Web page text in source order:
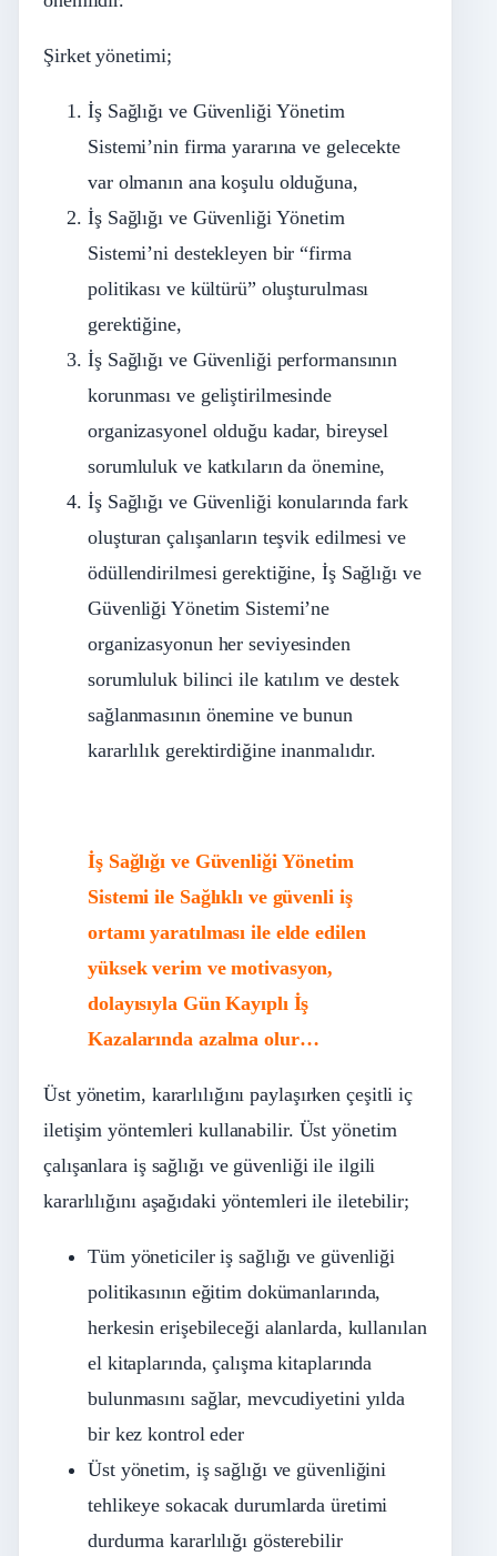
Şirket yönetimi;
İş Sağlığı ve Güvenliği Yönetim
Sistemi’nin firma yararına ve gelecekte
var olmanın ana koşulu olduğuna,
İş Sağlığı ve Güvenliği Yönetim
Sistemi’ni destekleyen bir “firma
politikası ve kültürü” oluşturulması
gerektiğine,
İş Sağlığı ve Güvenliği performansının
korunması ve geliştirilmesinde
organizasyonel olduğu kadar, bireysel
sorumluluk ve katkıların da önemine,
İş Sağlığı ve Güvenliği konularında fark
oluşturan çalışanların teşvik edilmesi ve
ödüllendirilmesi gerektiğine, İş Sağlığı ve
Güvenliği Yönetim Sistemi’ne
organizasyonun her seviyesinden
sorumluluk bilinci ile katılım ve destek
sağlanmasının önemine ve bunun
kararlılık gerektirdiğine inanmalıdır.
İş Sağlığı ve Güvenliği Yönetim
Sistemi ile Sağlıklı ve güvenli iş
ortamı yaratılması ile elde edilen
yüksek verim ve motivasyon,
dolayısıyla Gün Kayıplı İş
Kazalarında azalma olur…
Üst yönetim, kararlılığını paylaşırken çeşitli iç
iletişim yöntemleri kullanabilir. Üst yönetim
çalışanlara iş sağlığı ve güvenliği ile ilgili
kararlılığını aşağıdaki yöntemleri ile iletebilir;
Tüm yöneticiler iş sağlığı ve güvenliği
politikasının eğitim dokümanlarında,
herkesin erişebileceği alanlarda, kullanılan
el kitaplarında, çalışma kitaplarında
bulunmasını sağlar, mevcudiyetini yılda
bir kez kontrol eder
Üst yönetim, iş sağlığı ve güvenliğini
tehlikeye sokacak durumlarda üretimi
durdurma kararlılığı gösterebilir